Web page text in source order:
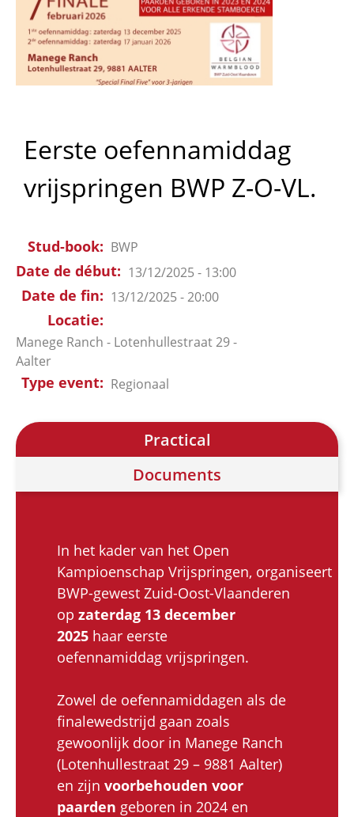
Eerste oefennamiddag
vrijspringen BWP Z-O-VL.
Stud-book BWP
Date de début 13/12/2025 - 13:00
Date de fin 13/12/2025 - 20:00
Locatie
Manege Ranch - Lotenhullestraat 29 -
Aalter
Type event Regionaal
Practical
Documents
In het kader van het Open
Kampioenschap Vrijspringen, organiseert
BWP-gewest Zuid-Oost-Vlaanderen
op zaterdag 13 december
2025 haar eerste
oefennamiddag vrijspringen.
Zowel de oefennamiddagen als de
finalewedstrijd gaan zoals
gewoonlijk door in Manege Ranch
(Lotenhullestraat 29 – 9881 Aalter)
en zijn voorbehouden voor
paarden geboren in 2024 en